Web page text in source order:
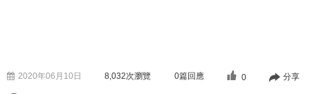
2020年06月10日 8,032次瀏覽 0篇回應 0 分享